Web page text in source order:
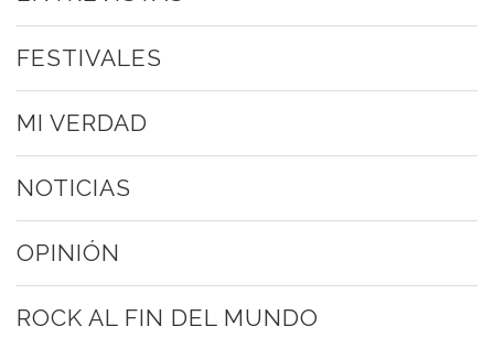
FESTIVALES
MI VERDAD
NOTICIAS
OPINIÓN
ROCK AL FIN DEL MUNDO